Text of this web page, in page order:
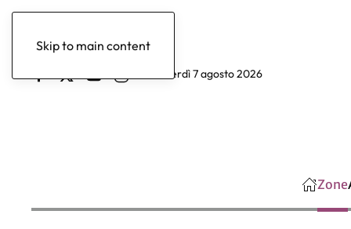
Skip to main content
venerdì 7 agosto 2026
Zone